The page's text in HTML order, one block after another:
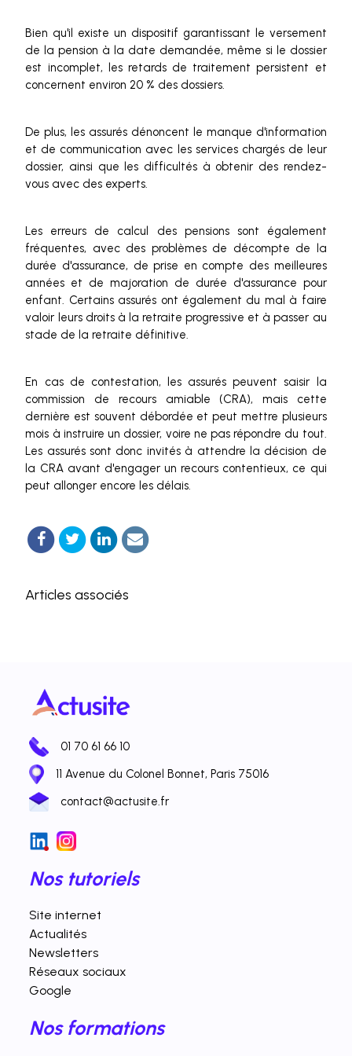
Bien qu'il existe un dispositif garantissant le versement
de la pension à la date demandée, même si le dossier
est incomplet, les retards de traitement persistent et
concernent environ 20 % des dossiers.
De plus, les assurés dénoncent le manque d'information
et de communication avec les services chargés de leur
dossier, ainsi que les difficultés à obtenir des rendez-
vous avec des experts.
Les erreurs de calcul des pensions sont également
fréquentes, avec des problèmes de décompte de la
durée d'assurance, de prise en compte des meilleures
années et de majoration de durée d'assurance pour
enfant. Certains assurés ont également du mal à faire
valoir leurs droits à la retraite progressive et à passer au
stade de la retraite définitive.
En cas de contestation, les assurés peuvent saisir la
commission de recours amiable (CRA), mais cette
dernière est souvent débordée et peut mettre plusieurs
mois à instruire un dossier, voire ne pas répondre du tout.
Les assurés sont donc invités à attendre la décision de
la CRA avant d'engager un recours contentieux, ce qui
peut allonger encore les délais.
Articles associés
01 70 61 66 10
11 Avenue du Colonel Bonnet, Paris 75016
contact@actusite.fr
Nos tutoriels
Site internet
Actualités
Newsletters
Réseaux sociaux
Google
Nos formations